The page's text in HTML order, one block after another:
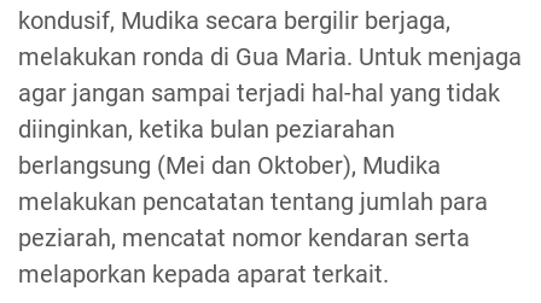
kondusif, Mudika secara bergilir berjaga,
melakukan ronda di Gua Maria. Untuk menjaga
agar jangan sampai terjadi hal-hal yang tidak
diinginkan, ketika bulan peziarahan
berlangsung (Mei dan Oktober), Mudika
melakukan pencatatan tentang jumlah para
peziarah, mencatat nomor kendaran serta
melaporkan kepada aparat terkait.